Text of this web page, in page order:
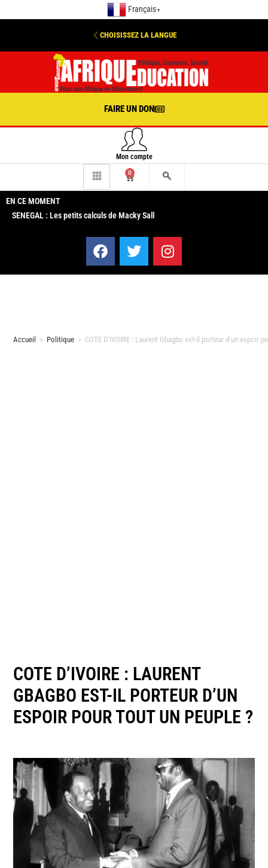
Français ▼
CHOISISSEZ LA LANGUE
FAIRE UN DON
Mon compte
0
EN CE MOMENT
SENEGAL : Les petits calculs de Macky Sall
Accueil > Politique > COTE D’IVOIRE : Laurent Gbagbo est-il porteur d’un espoir
COTE D’IVOIRE : LAURENT
GBAGBO EST-IL PORTEUR D’UN
ESPOIR POUR TOUT UN PEUPLE ?